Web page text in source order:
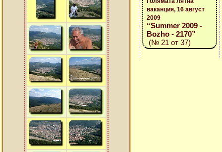
ваканция, 16 август
2009
“Summer 2009 -
Bozho - 2170”
(№ 21 от 37)